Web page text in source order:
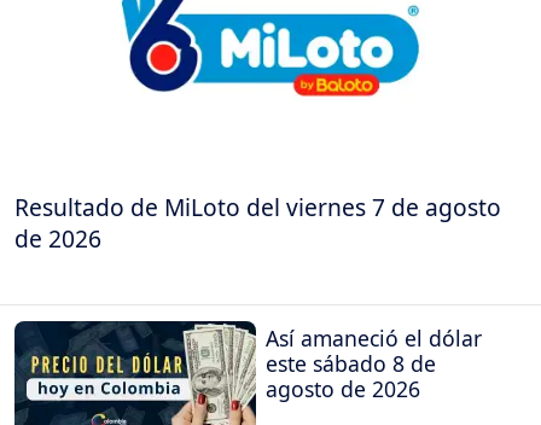
Resultado de MiLoto del viernes 7 de agosto
de 2026
Así amaneció el dólar
este sábado 8 de
agosto de 2026